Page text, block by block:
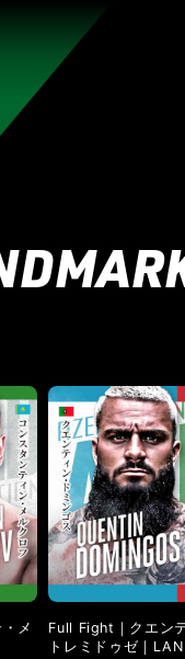
のか！
RIZIN.49 】 RIZIN.48
RIZIN.15
RIZIN.3 RIZIN.2
LANDMARK vol.15
LANDMARK vol.9
LANDMARK vol.2
メ
Full Fight｜クエン
トレミドゥゼ｜